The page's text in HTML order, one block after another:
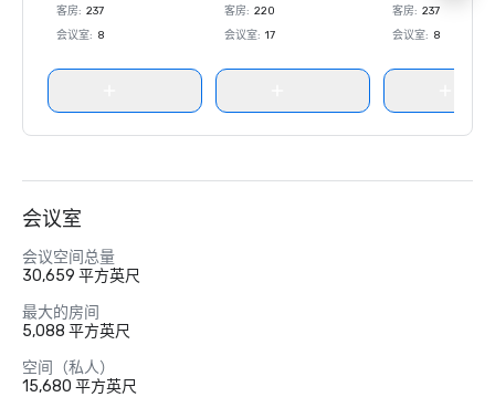
客房: 237
会议室: 8
客房: 220
会议室: 17
客房: 237
会议室: 8
会议室
会议空间总量
30,659 平方英尺
最大的房间
5,088 平方英尺
空间（私人）
15,680 平方英尺